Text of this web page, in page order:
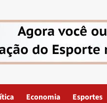
Economia Esportes